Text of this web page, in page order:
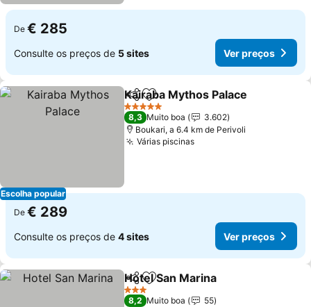
De € 285
Consulte os preços de 5 sites Ver preços
Escolha popular
PartilharAdicionar aos favoritos
Kairaba Mythos Palace
5 Estrelas
8,3 Muito boa
3.602
Boukari, a 6.4 km de Perivoli
Várias piscinasVer preços
De € 289
Consulte os preços de 4 sites Ver preços
PartilharAdicionar aos favoritos
Hotel San Marina
3 Estrelas
8,2 Muito boa
55